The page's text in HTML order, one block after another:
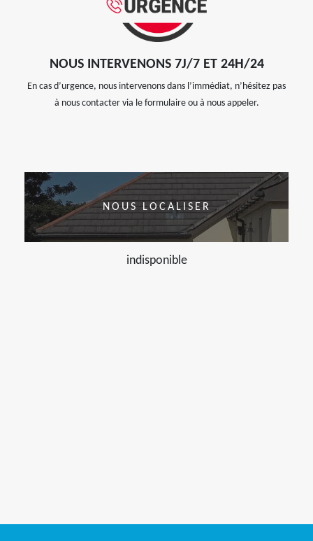
NOUS INTERVENONS 7J/7 ET 24H/24
En cas d’urgence, nous intervenons dans l’immédiat, n’hésitez pas
à nous contacter via le formulaire ou à nous appeler.
NOUS LOCALISER
indisponible